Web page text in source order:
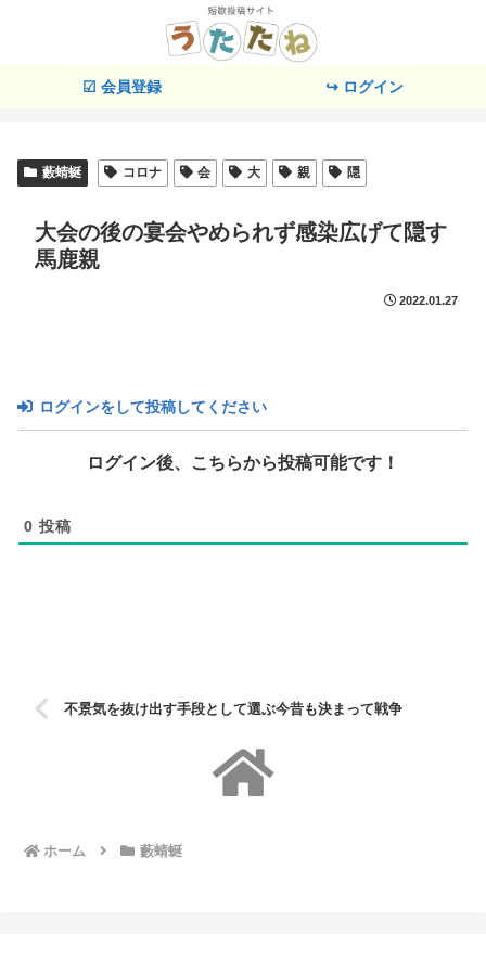
☑ 会員登録 ↪ ログイン
藪蜻蜒 コロナ 会 大 親 隠
大会の後の宴会やめられず感染広げて隠す
馬鹿親
2022.01.27
ログインをして投稿してください
ログイン後、こちらから投稿可能です！
0 投稿
不景気を抜け出す手段として選ぶ今昔も決まって戦争
ホーム 藪蜻蜒